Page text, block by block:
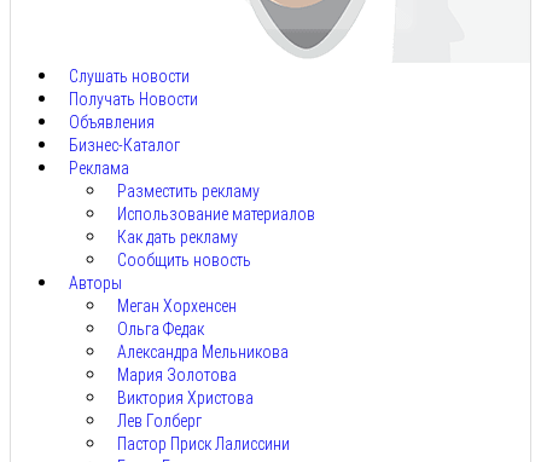
Слушать новости
Получать Новости
Объявления
Бизнес-Каталог
Реклама
Разместить рекламу
Использование материалов
Как дать рекламу
Сообщить новость
Авторы
Меган Хорхенсен
Ольга Федак
Александра Мельникова
Мария Золотова
Виктория Христова
Лев Голберг
Пастор Приск Лалиссини